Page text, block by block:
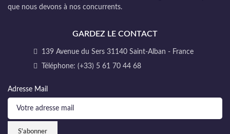
que nous devons à nos concurrents.
GARDEZ LE CONTACT
139 Avenue du Sers 31140 Saint-Alban - France
Téléphone: (+33) 5 61 70 44 68
Adresse Mail